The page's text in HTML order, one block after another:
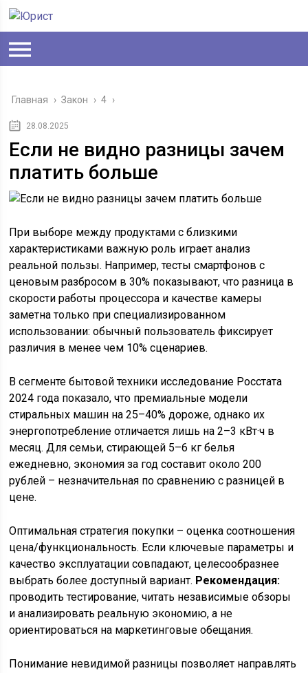
Главная › Закон › 4 ›
28.08.2025
Если не видно разницы зачем
платить больше
При выборе между продуктами с близкими
характеристиками важную роль играет анализ
реальной пользы. Например, тесты смартфонов с
ценовым разбросом в 30% показывают, что разница в
скорости работы процессора и качестве камеры
заметна только при специализированном
использовании: обычный пользователь фиксирует
различия в менее чем 10% сценариев.
В сегменте бытовой техники исследование Росстата
2024 года показало, что премиальные модели
стиральных машин на 25–40% дороже, однако их
энергопотребление отличается лишь на 2–3 кВт·ч в
месяц. Для семьи, стирающей 5–6 кг белья
ежедневно, экономия за год составит около 200
рублей – незначительная по сравнению с разницей в
цене.
Оптимальная стратегия покупки – оценка соотношения
цена/функциональность. Если ключевые параметры и
качество эксплуатации совпадают, целесообразнее
выбрать более доступный вариант. Рекомендация:
проводить тестирование, читать независимые обзоры
и анализировать реальную экономию, а не
ориентироваться на маркетинговые обещания.
Понимание невидимой разницы позволяет направлять